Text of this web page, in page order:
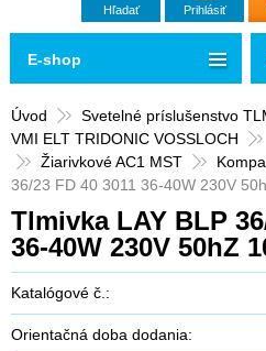
Hľadať Prihlásiť
Úvod
Svetelné príslušenstvo
VMI ELT TRIDONIC VOSSLOCH
Žiarivkové AC1 MST
36/23 FD 40 3011 36-40W 230V
Tlmivka LAY BLP
36-40W 230V 50hZ
Katalógové č.:
Orientačná doba dodania:
E-shop